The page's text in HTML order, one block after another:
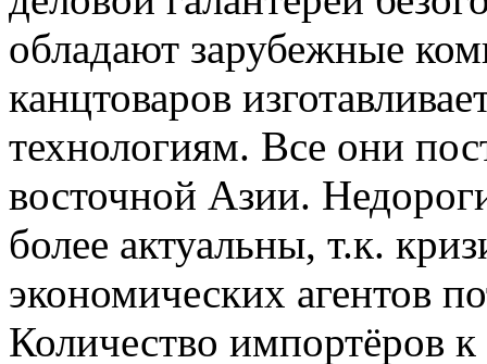
обладают зарубежные
канцтоваров
технологиям. Все они
восточной Азии.
более актуальны, т.к.
экономических агентов
Количество импортёров